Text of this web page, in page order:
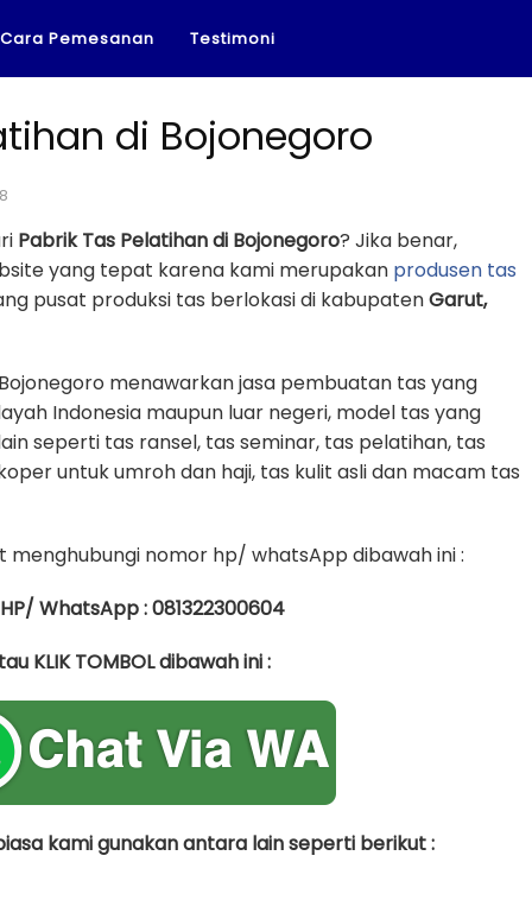
Cara Pemesanan Testimoni
di Bojonegoro
Pabrik Tas Pelatihan di Bojonegoro? Jika benar,
yang tepat karena kami merupakan produsen tas
pusat produksi tas berlokasi di kabupatenGarut,
menawarkan jasa pembuatan tas yang
Indonesia maupun luar negeri, model tas yang
seperti tas ransel, tas seminar, tas pelatihan, tas
untuk umroh dan haji, tas kulit asli dan macam tas
nomor hp/ whatsApp dibawah ini :
WhatsApp : 081322300604
KLIK TOMBOL dibawah ini :
kami gunakan antara lain seperti berikut :